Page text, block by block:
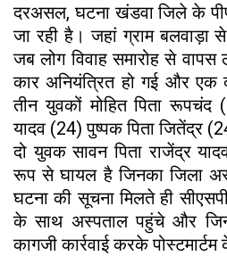
दरअसल, घटना खंडवा जिले के
जा रही है। जहां ग्राम बलवाड़ा
जब लोग विवाह समारोह से
कार अनियंत्रित हो गई और एक
तीन युवकों मोहित पिता रूपचंद
यादव (24) पुष्पक पिता जितेंद्र
दो युवक सावन पिता राजेंद्र
रूप से घायल है जिनका जिला
घटना की सूचना मिलते ही
के साथ अस्पताल पहुंचे और
कागजी कार्रवाई करके